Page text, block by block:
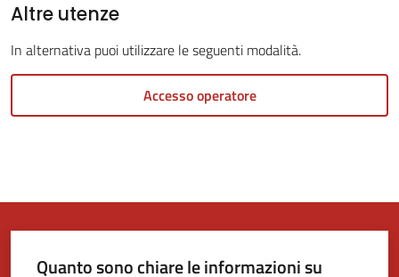
Altre utenze
In alternativa puoi utilizzare le seguenti modalità.
Accesso operatore
Quanto sono chiare le informazioni su